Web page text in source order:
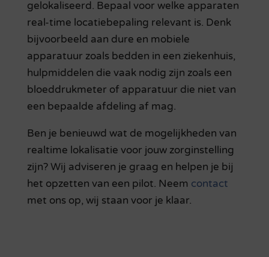
gelokaliseerd. Bepaal voor welke apparaten
real-time locatiebepaling relevant is. Denk
bijvoorbeeld aan dure en mobiele
apparatuur zoals bedden in een ziekenhuis,
hulpmiddelen die vaak nodig zijn zoals een
bloeddrukmeter of apparatuur die niet van
een bepaalde afdeling af mag.
Ben je benieuwd wat de mogelijkheden van
realtime lokalisatie voor jouw zorginstelling
zijn? Wij adviseren je graag en helpen je bij
het opzetten van een pilot. Neem contact
met ons op, wij staan voor je klaar.